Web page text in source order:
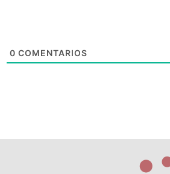
0 COMENTARIOS